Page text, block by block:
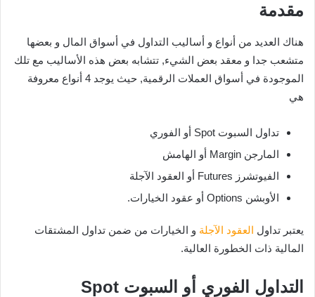
مقدمة
هناك العديد من أنواع و أساليب التداول في أسواق المال و بعضها
متشعب جدا و معقد بعض الشيء, تتشابه بعض هذه الأساليب مع تلك
الموجودة في أسواق العملات الرقمية, حيث يوجد 4 أنواع معروفة
هي
تداول السبوت Spot
أو الفوري
المارجن Margin أو الهامش
الفيوتشرز Futures أو العقود الآجلة
الأوبشن Options أو عقود الخيارات.
يعتبر تداول العقود الآجلة و الخيارات من ضمن تداول المشتقات
المالية ذات الخطورة العالية.
التداول الفوري أو السبوت Spot